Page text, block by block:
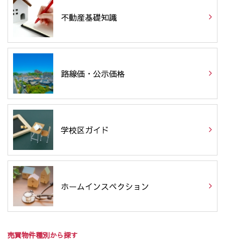
不動産基礎知識
路線価・公示価格
学校区ガイド
ホームインスペクション
売買物件種別から探す